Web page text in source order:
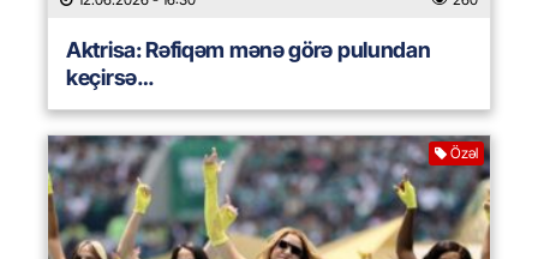
Aktrisa: Rəfiqəm mənə görə pulundan
keçirsə…
Özəl